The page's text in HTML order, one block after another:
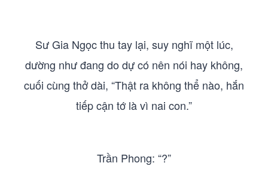
Sư Gia Ngọc thu tay lại, suy nghĩ một lúc,
dường như đang do dự có nên nói hay không,
cuối cùng thở dài, “Thật ra không thể nào, hắn
tiếp cận tớ là vì nai con.”
Trần Phong: “?”